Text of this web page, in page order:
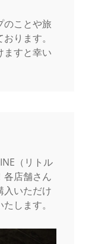
のことや旅
ります。
ますと幸い
（リトル
各店舗さん
入いただけ
します。